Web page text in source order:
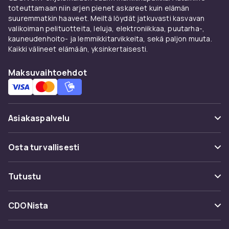
But Better) ovat aina varma valinta.
Näin saat huulipunan
kestämään koko päivän
saamiseksi. Levitä sitten
ja täyttämään huulet pohjaksi. Levitä
kerrostustekniikka on ammattilaisten salaisuus
huulivärille, joka kestää aamusta iltaan. Tutustu
kokohuulimeikin valikoimaan
suosikkisi.
toteuttamaan niin arjen pienet askareet kuin elämän
suuremmatkin haaveet. Meiltä löydät jatkuvasti kasvavan
valikoiman pelituotteita, leluja, elektroniikkaa, puutarha-,
kauneudenhoito- ja lemmikkitarvikkeita, sekä paljon muuta.
Kaikki välineet elämään, yksinkertaisesti.
Maksuvaihtoehdot
Asiakaspalvelu
Usein kysyttyä (UKK)
Seuraa pakettia
Ota yhteyttä
Osta turvallisesti
Maksuvaihtoehdot
Toimitus
Tutustu
Kategoriat
Tuotemerkit
CDONista